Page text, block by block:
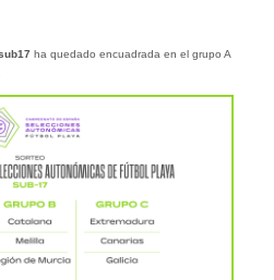
ha quedado encuadrada en el grupo A